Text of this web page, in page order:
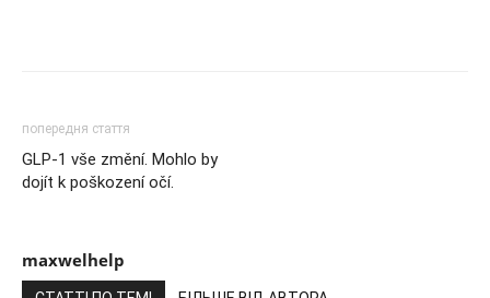
попередня стаття
GLP-1 vše změní. Mohlo by
dojít k poškození očí.
maxwelhelp